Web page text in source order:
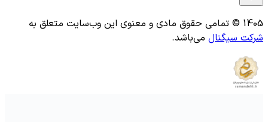
1405 © تمامی حقوق مادی و معنوی این وب‌سایت متعلق به
شرکت سیگنال می‌باشد.